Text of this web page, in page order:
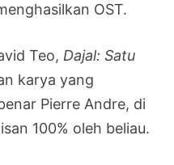
OST.
Teo,Dajal: Satu
karya yang
Pierre Andre, di
100% oleh beliau.